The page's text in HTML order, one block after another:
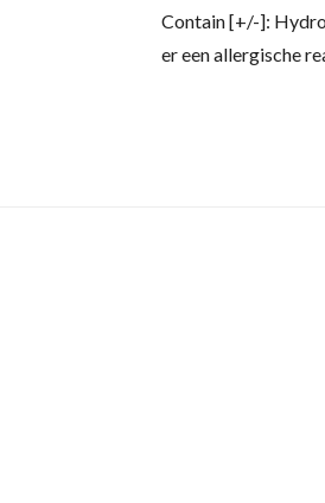
Contain [+/-]:
er een allergische